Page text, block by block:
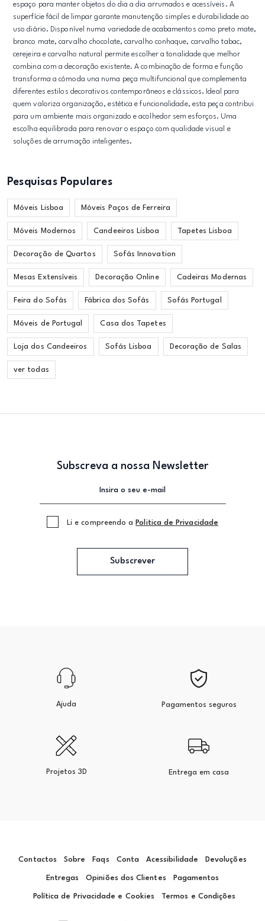
espaço para manter objetos do dia a dia arrumados e acessíveis. A
superfície fácil de limpar garante manutenção simples e durabilidade ao
uso diário. Disponível numa variedade de acabamentos como preto mate,
branco mate, carvalho chocolate, carvalho conhaque, carvalho tabac,
cerejeira e carvalho natural permite escolher a tonalidade que melhor
combina com a decoração existente. A combinação de forma e função
transforma a cómoda una numa peça multifuncional que complementa
diferentes estilos decorativos contemporâneos e clássicos. Ideal para
quem valoriza organização, estética e funcionalidade, esta peça contribui
para um ambiente mais organizado e acolhedor sem esforços. Uma
escolha equilibrada para renovar o espaço com qualidade visual e
soluções de arrumação inteligentes.
Pesquisas Populares
Móveis Lisboa Móveis Paços de Ferreira
Móveis Modernos Candeeiros Lisboa Tapetes Lisboa
Decoração de Quartos Sofás Innovation
Mesas Extensíveis Decoração Online Cadeiras Modernas
Feira do Sofás Fábrica dos Sofás Sofás Portugal
Móveis de Portugal Casa dos Tapetes
Loja dos Candeeiros Sofás Lisboa Decoração de Salas
ver todas
Subscreva a nossa Newsletter
Li e compreendo a Politica de Privacidade
Subscrever
Ajuda Pagamentos seguros
Projetos 3D Entrega em casa
Contactos Sobre Faqs Conta Acessibilidade Devoluções
Entregas Opiniões dos Clientes Pagamentos
Política de Privacidade e Cookies Termos e Condições